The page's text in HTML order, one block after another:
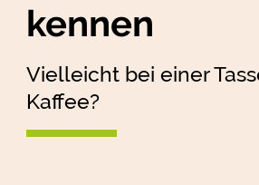
kennen
Vielleicht bei einer
Kaffee?